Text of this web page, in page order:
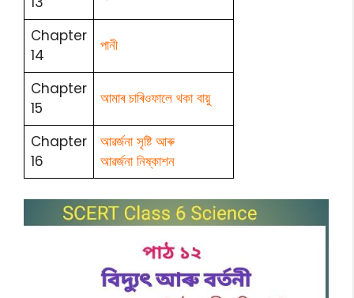
Chapter
14
পানী
Chapter
15
আমাৰ চাৰিওফালে থকা বায়ু
Chapter
16
আৱৰ্জনা সৃষ্টি আৰু
আৱৰ্জনা নিষ্কাশন